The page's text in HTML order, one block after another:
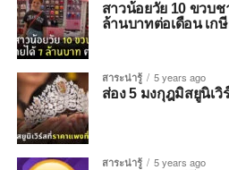
สาวน้อยวัย 10 ขวบช
ล้านบาทต่อเดือน เก
สาระน่ารู้ 5 years ago
ส่อง 5 มงกุฎมิสยูนิเ
สาระน่ารู้ 5 years ago